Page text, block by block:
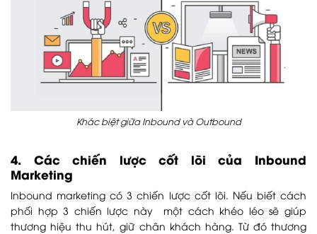
Khác biệt giữa Inbound và Outbound
4. Các chiến lược cốt lõi của Inbound
Marketing
Inbound marketing có 3 chiến lược cốt lõi. Nếu biết cách
phối hợp 3 chiến lược này một cách khéo léo sẽ giúp
thương hiệu thu hút, giữ chân khách hàng. Từ đó thương